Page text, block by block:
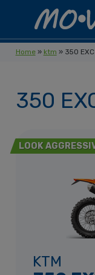
Home» ktm » 350 EXC
350
LOOK
KTM